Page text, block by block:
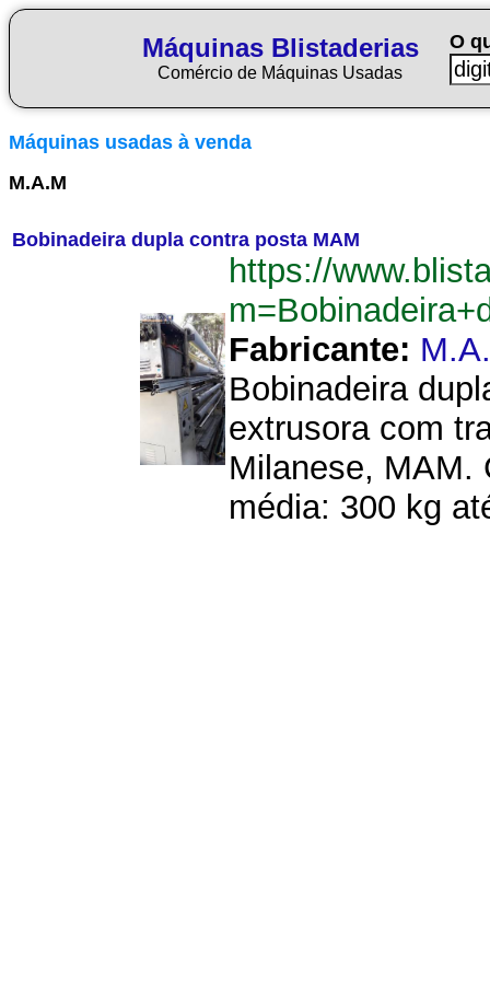
Máquinas Blistaderias
Comércio de Máquinas Usadas
O
Máquinas usadas à venda
M.A.M
Bobinadeira dupla contra posta MAM
https://
Fabricante:
Bobinadeira
extrusora com
Milanese, MAM.
média: 300 kg